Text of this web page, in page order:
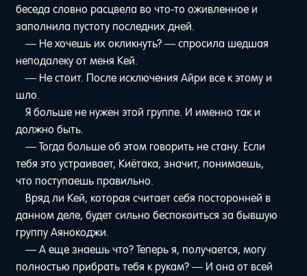
беседа словно расцвела во что-то оживленное и
заполнила пустоту последних дней.
— Не хочешь их окликнуть? — спросила шедшая
неподалеку от меня Кей.
— Не стоит. После исключения Айри все к этому и
шло.
Я больше не нужен этой группе. И именно так и
должно быть.
— Тогда больше об этом говорить не стану. Если
тебя это устраивает, Киётака, значит, понимаешь,
что поступаешь правильно.
Вряд ли Кей, которая считает себя посторонней в
данном деле, будет сильно беспокоиться за бывшую
группу Аянокоджи.
— А еще знаешь что? Теперь я, получается, могу
полностью прибрать тебя к рукам? — И она от всей